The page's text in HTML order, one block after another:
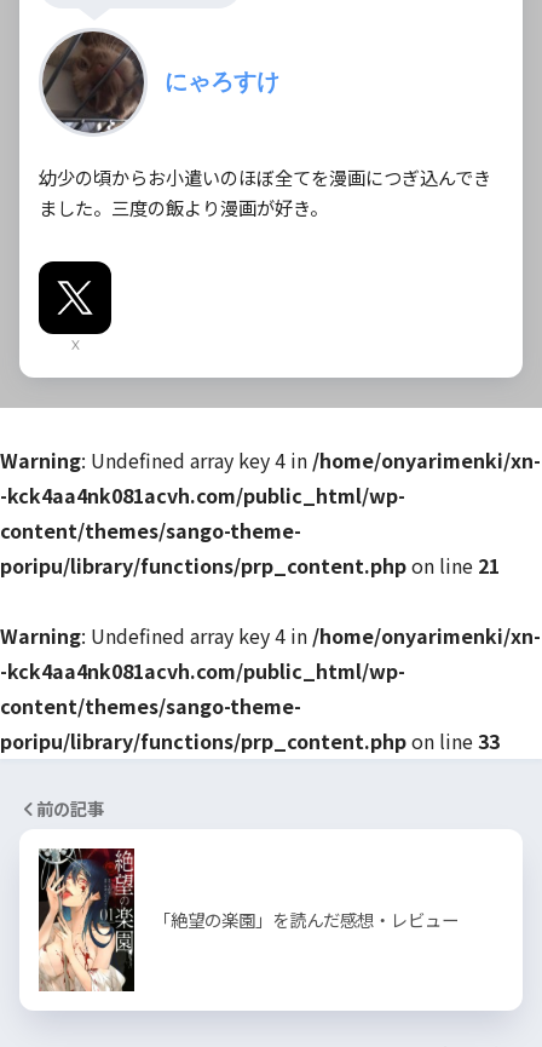
にゃろすけ
幼少の頃からお小遣いのほぼ全てを漫画につぎ込んでき
ました。三度の飯より漫画が好き。
X
Warning: Undefined array key 4 in /home/onyarimenki/xn-
-kck4aa4nk081acvh.com/public_html/wp-
content/themes/sango-theme-
poripu/library/functions/prp_content.phpon line 21
Warning: Undefined array key 4 in /home/onyarimenki/xn-
-kck4aa4nk081acvh.com/public_html/wp-
content/themes/sango-theme-
poripu/library/functions/prp_content.phpon line33
前の記事
「絶望の楽園」を読んだ感想・レビュー